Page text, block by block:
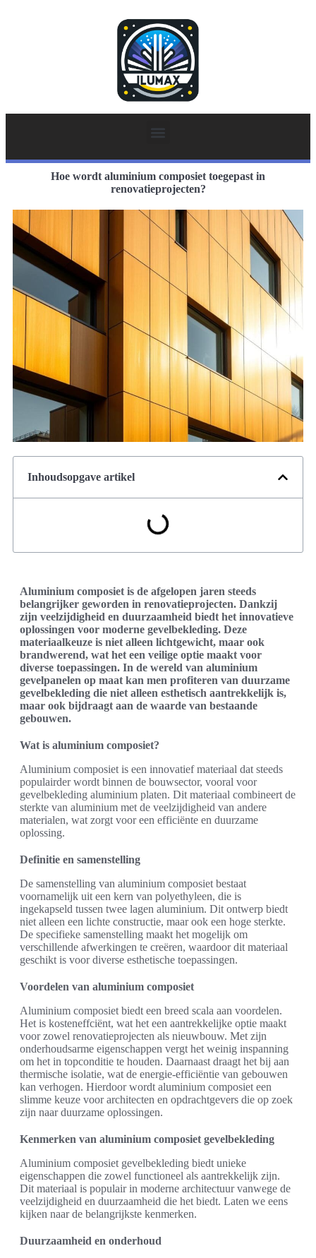
Hoe wordt aluminium composiet toegepast in
renovatieprojecten?
Inhoudsopgave artikel
Aluminium composiet is de afgelopen jaren steeds
belangrijker geworden in renovatieprojecten. Dankzij
zijn veelzijdigheid en duurzaamheid biedt het innovatieve
oplossingen voor moderne gevelbekleding. Deze
materiaalkeuze is niet alleen lichtgewicht, maar ook
brandwerend, wat het een veilige optie maakt voor
diverse toepassingen. In de wereld van aluminium
gevelpanelen op maat kan men profiteren van duurzame
gevelbekleding die niet alleen esthetisch aantrekkelijk is,
maar ook bijdraagt aan de waarde van bestaande
gebouwen.
Wat is aluminium composiet?
Aluminium composiet is een innovatief materiaal dat steeds
populairder wordt binnen de bouwsector, vooral voor
gevelbekleding aluminium platen. Dit materiaal combineert de
sterkte van aluminium met de veelzijdigheid van andere
materialen, wat zorgt voor een efficiënte en duurzame
oplossing.
Definitie en samenstelling
De samenstelling van aluminium composiet bestaat
voornamelijk uit een kern van polyethyleen, die is
ingekapseld tussen twee lagen aluminium. Dit ontwerp biedt
niet alleen een lichte constructie, maar ook een hoge sterkte.
De specifieke samenstelling maakt het mogelijk om
verschillende afwerkingen te creëren, waardoor dit materiaal
geschikt is voor diverse esthetische toepassingen.
Voordelen van aluminium composiet
Aluminium composiet biedt een breed scala aan voordelen.
Het is kosteneffciënt, wat het een aantrekkelijke optie maakt
voor zowel renovatieprojecten als nieuwbouw. Met zijn
onderhoudsarme eigenschappen vergt het weinig inspanning
om het in topconditie te houden. Daarnaast draagt het bij aan
thermische isolatie, wat de energie-efficiëntie van gebouwen
kan verhogen. Hierdoor wordt aluminium composiet een
slimme keuze voor architecten en opdrachtgevers die op zoek
zijn naar duurzame oplossingen.
Kenmerken van aluminium composiet gevelbekleding
Aluminium composiet gevelbekleding biedt unieke
eigenschappen die zowel functioneel als aantrekkelijk zijn.
Dit materiaal is populair in moderne architectuur vanwege de
veelzijdigheid en duurzaamheid die het biedt. Laten we eens
kijken naar de belangrijkste kenmerken.
Duurzaamheid en onderhoud